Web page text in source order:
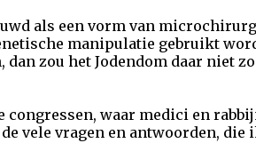
als een vorm van
manipulatie gebruikt
zou het Jodendom daar niet
waar medici en
vele vragen en antwoorden,